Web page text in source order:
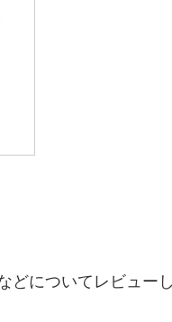
についてレビューし